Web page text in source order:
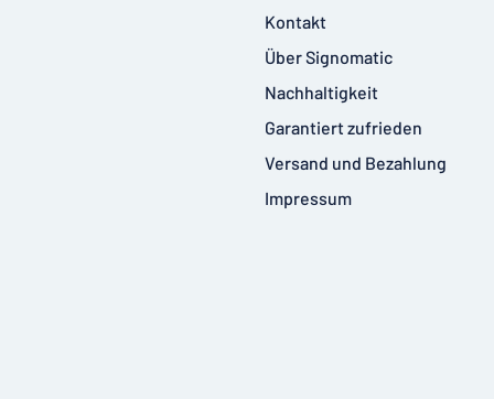
Kontakt
Über Signomatic
Nachhaltigkeit
Garantiert zufrieden
Versand und Bezahlung
Impressum